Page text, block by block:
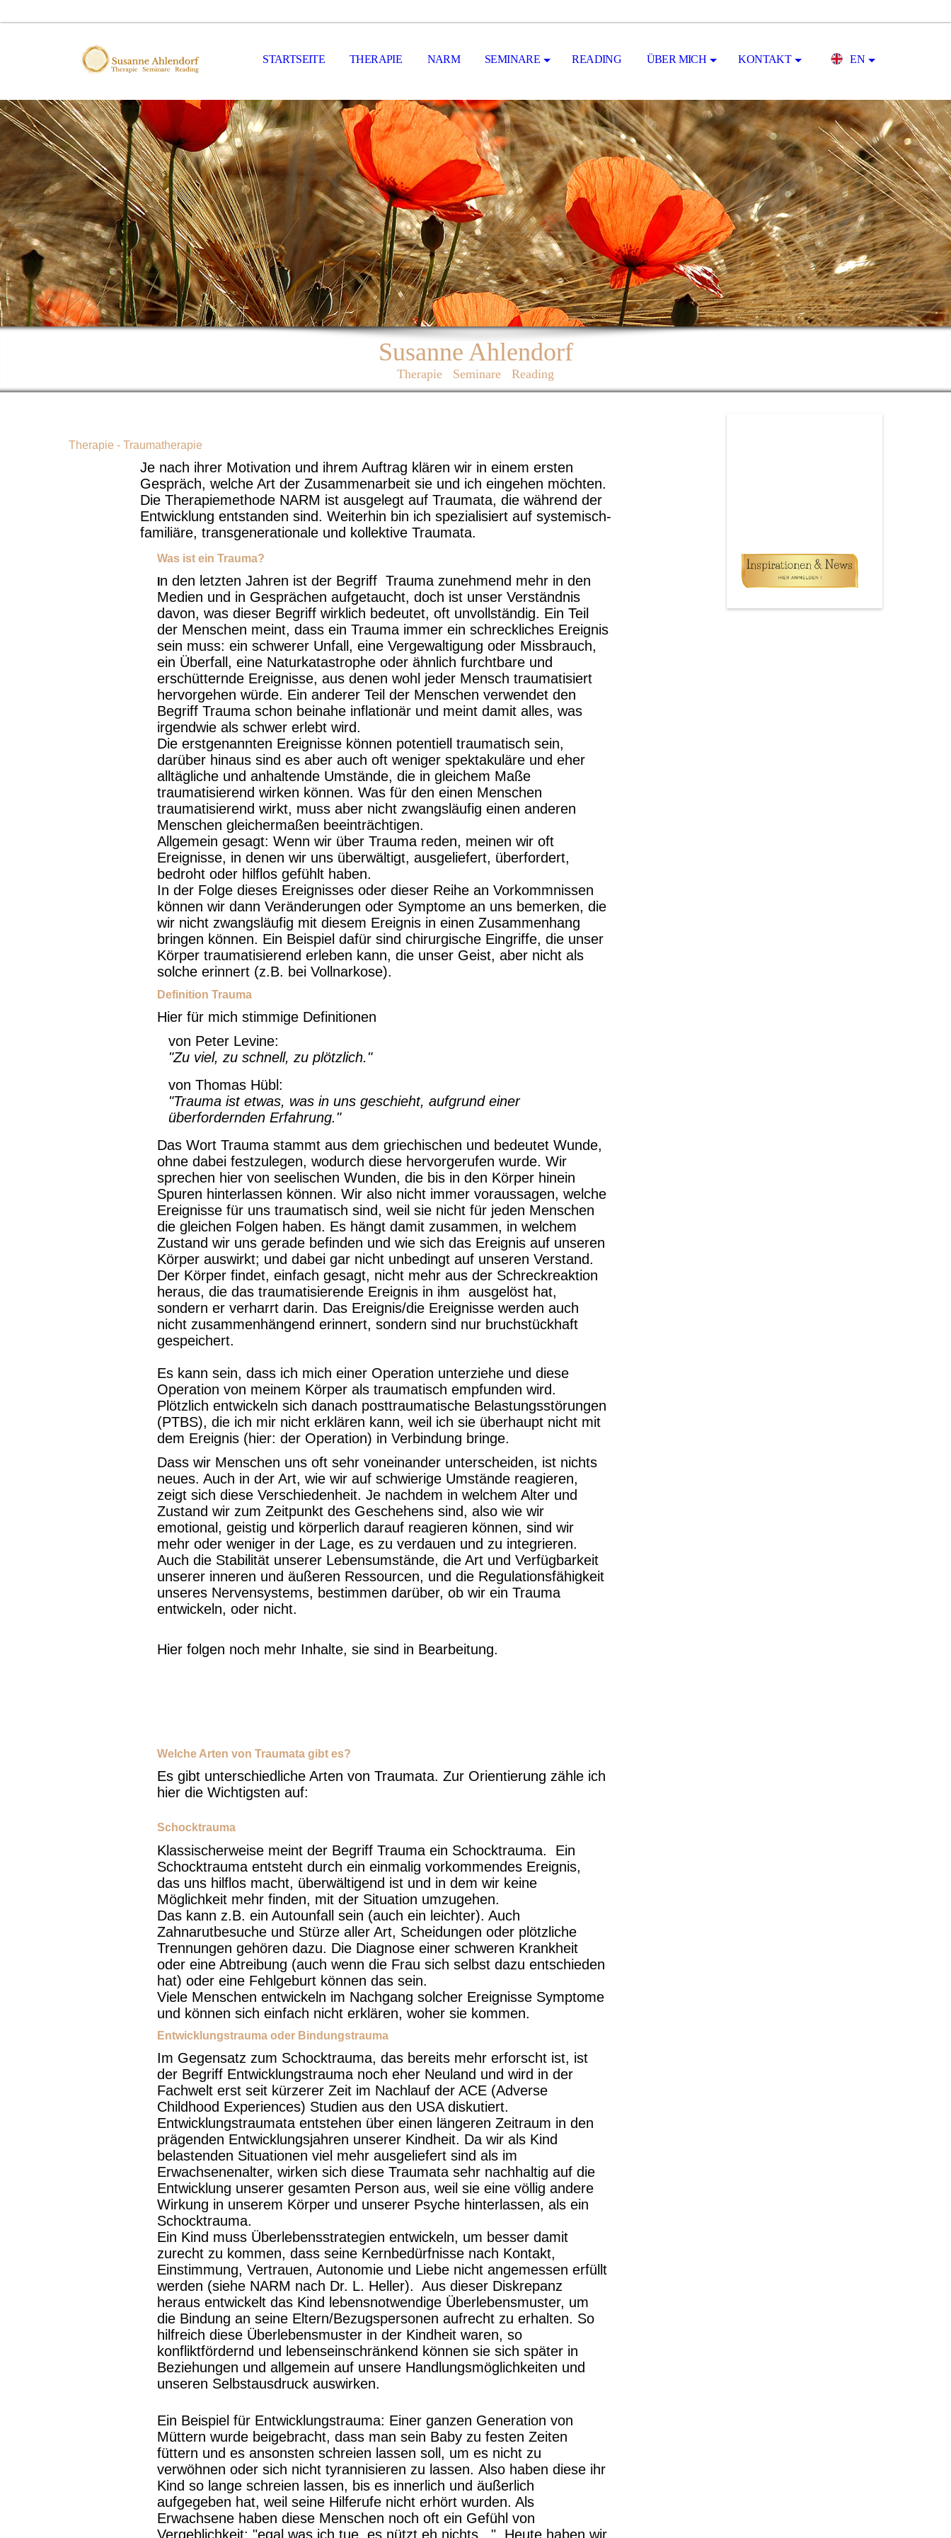
STARTSEITE THERAPIE NARM SEMINARE READING ÜBER MICH KONTAKT EN
Susanne Ahlendorf
Therapie Seminare Reading
Therapie - Traumatherapie
Je nach ihrer Motivation und ihrem Auftrag klären wir in einem ersten
Gespräch, welche Art der Zusammenarbeit sie und ich eingehen möchten.
Die Therapiemethode NARM ist ausgelegt auf Traumata, die während der
Entwicklung entstanden sind. Weiterhin bin ich spezialisiert auf systemisch-
familiäre, transgenerationale und kollektive Traumata.
Was ist ein Trauma?
n den letzten Jahren ist der Begriff Trauma zunehmend mehr in den
Medien und in Gesprächen aufgetaucht, doch ist unser Verständnis
davon, was dieser Begriff wirklich bedeutet, oft unvollständig. Ein Teil
der Menschen meint, dass ein Trauma immer ein schreckliches Ereignis
sein muss: ein schwerer Unfall, eine Vergewaltigung oder Missbrauch,
ein Überfall, eine Naturkatastrophe oder ähnlich furchtbare und
erschütternde Ereignisse, aus denen wohl jeder Mensch traumatisiert
hervorgehen würde. Ein anderer Teil der Menschen verwendet den
Begriff Trauma schon beinahe inflationär und meint damit alles, was
irgendwie als schwer erlebt wird.
Die erstgenannten Ereignisse können potentiell traumatisch sein,
darüber hinaus sind es aber auch oft weniger spektakuläre und eher
alltägliche und anhaltende Umstände, die in gleichem Maße
traumatisierend wirken können. Was für den einen Menschen
traumatisierend wirkt, muss aber nicht zwangsläufig einen anderen
Menschen gleichermaßen beeinträchtigen.
Allgemein gesagt: Wenn wir über Trauma reden, meinen wir oft
Ereignisse, in denen wir uns überwältigt, ausgeliefert, überfordert,
bedroht oder hilflos gefühlt haben.
In der Folge dieses Ereignisses oder dieser Reihe an Vorkommnissen
können wir dann Veränderungen oder Symptome an uns bemerken, die
wir nicht zwangsläufig mit diesem Ereignis in einen Zusammenhang
bringen können. Ein Beispiel dafür sind chirurgische Eingriffe, die unser
Körper traumatisierend erleben kann, die unser Geist, aber nicht als
solche erinnert (z.B. bei Vollnarkose).
Definition Trauma
Hier für mich stimmige Definitionen
von Peter Levine:
"Zu viel, zu schnell, zu plötzlich."
von Thomas Hübl:
"Trauma ist etwas, was in uns geschieht, aufgrund einer
überfordernden Erfahrung."
Das Wort Trauma stammt aus dem griechischen und bedeutet Wunde,
ohne dabei festzulegen, wodurch diese hervorgerufen wurde. Wir
sprechen hier von seelischen Wunden, die bis in den Körper hinein
Spuren hinterlassen können. Wir also nicht immer voraussagen, welche
Ereignisse für uns traumatisch sind, weil sie nicht für jeden Menschen
die gleichen Folgen haben. Es hängt damit zusammen, in welchem
Zustand wir uns gerade befinden und wie sich das Ereignis auf unseren
Körper auswirkt; und dabei gar nicht unbedingt auf unseren Verstand.
Der Körper findet, einfach gesagt, nicht mehr aus der Schreckreaktion
heraus, die das traumatisierende Ereignis in ihm ausgelöst hat,
sondern er verharrt darin. Das Ereignis/die Ereignisse werden auch
nicht zusammenhängend erinnert, sondern sind nur bruchstückhaft
gespeichert.
Es kann sein, dass ich mich einer Operation unterziehe und diese
Operation von meinem Körper als traumatisch empfunden wird.
Plötzlich entwickeln sich danach posttraumatische Belastungsstörungen
(PTBS), die ich mir nicht erklären kann, weil ich sie überhaupt nicht mit
dem Ereignis (hier: der Operation) in Verbindung bringe.
Dass wir Menschen uns oft sehr voneinander unterscheiden, ist nichts
neues. Auch in der Art, wie wir auf schwierige Umstände reagieren,
zeigt sich diese Verschiedenheit. Je nachdem in welchem Alter und
Zustand wir zum Zeitpunkt des Geschehens sind, also wie wir
emotional, geistig und körperlich darauf reagieren können, sind wir
mehr oder weniger in der Lage, es zu verdauen und zu integrieren.
Auch die Stabilität unserer Lebensumstände, die Art und Verfügbarkeit
unserer inneren und äußeren Ressourcen, und die Regulationsfähigkeit
unseres Nervensystems, bestimmen darüber, ob wir ein Trauma
entwickeln, oder nicht.
Hier folgen noch mehr Inhalte, sie sind in Bearbeitung.
Welche Arten von Traumata gibt es?
Es gibt unterschiedliche Arten von Traumata. Zur Orientierung zähle ich
hier die Wichtigsten auf:
Schocktrauma
Klassischerweise meint der Begriff Trauma ein Schocktrauma. Ein
Schocktrauma entsteht durch ein einmalig vorkommendes Ereignis,
das uns hilflos macht, überwältigend ist und in dem wir keine
Möglichkeit mehr finden, mit der Situation umzugehen.
Das kann z.B. ein Autounfall sein (auch ein leichter). Auch
Zahnarutbesuche und Stürze aller Art, Scheidungen oder plötzliche
Trennungen gehören dazu. Die Diagnose einer schweren Krankheit
oder eine Abtreibung (auch wenn die Frau sich selbst dazu entschieden
hat) oder eine Fehlgeburt können das sein.
Viele Menschen entwickeln im Nachgang solcher Ereignisse Symptome
und können sich einfach nicht erklären, woher sie kommen.
Entwicklungstrauma oder Bindungstrauma
Im Gegensatz zum Schocktrauma, das bereits mehr erforscht ist, ist
der Begriff Entwicklungstrauma noch eher Neuland und wird in der
Fachwelt erst seit kürzerer Zeit im Nachlauf der ACE (Adverse
Childhood Experiences) Studien aus den USA diskutiert.
Entwicklungstraumata entstehen über einen längeren Zeitraum in den
prägenden Entwicklungsjahren unserer Kindheit. Da wir als Kind
belastenden Situationen viel mehr ausgeliefert sind als im
Erwachsenenalter, wirken sich diese Traumata sehr nachhaltig auf die
Entwicklung unserer gesamten Person aus, weil sie eine völlig andere
Wirkung in unserem Körper und unserer Psyche hinterlassen, als ein
Schocktrauma.
Ein Kind muss Überlebensstrategien entwickeln, um besser damit
zurecht zu kommen, dass seine Kernbedürfnisse nach Kontakt,
Einstimmung, Vertrauen, Autonomie und Liebe nicht angemessen erfüllt
werden (siehe NARM nach Dr. L. Heller). Aus dieser Diskrepanz
heraus entwickelt das Kind lebensnotwendige Überlebensmuster, um
die Bindung an seine Eltern/Bezugspersonen aufrecht zu erhalten. So
hilfreich diese Überlebensmuster in der Kindheit waren, so
konfliktfördernd und lebenseinschränkend können sie sich später in
Beziehungen und allgemein auf unsere Handlungsmöglichkeiten und
unseren Selbstausdruck auswirken.
Ein Beispiel für Entwicklungstrauma: Einer ganzen Generation von
Müttern wurde beigebracht, dass man sein Baby zu festen Zeiten
füttern und es ansonsten schreien lassen soll, um es nicht zu
verwöhnen oder sich nicht tyrannisieren zu lassen. Also haben diese ihr
Kind so lange schreien lassen, bis es innerlich und äußerlich
aufgegeben hat, weil seine Hilferufe nicht erhört wurden. Als
Erwachsene haben diese Menschen noch oft ein Gefühl von
Vergeblichkeit: "egal was ich tue, es nützt eh nichts...". Heute haben wir